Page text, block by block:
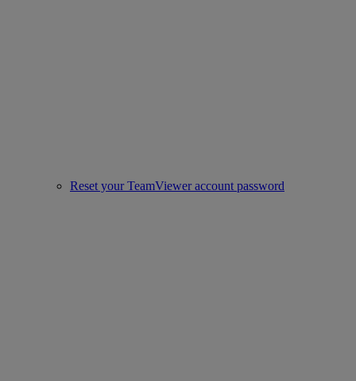
Reset your TeamViewer account password